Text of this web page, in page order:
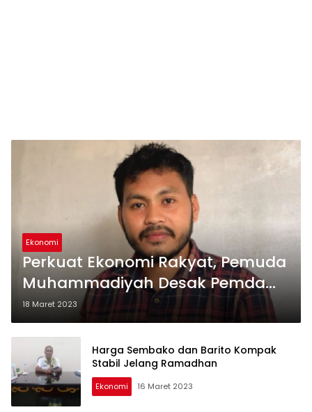
Ekonomi
Perkuat Ekonomi Rakyat, Pemuda
Muhammadiyah Desak Pemda
Halut Fungsikan Pasar
18 Maret 2023
Harga Sembako dan Barito Kompak
Stabil Jelang Ramadhan
Ekonomi 16 Maret 2023